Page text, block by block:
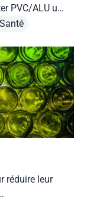
PVC/ALU un
les !
Santé
réduire leur
lourdes.